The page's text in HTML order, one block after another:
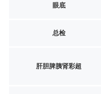
眼底
总检
肝胆脾胰肾彩超